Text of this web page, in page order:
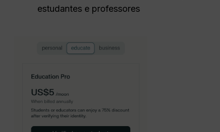
estudantes e professores